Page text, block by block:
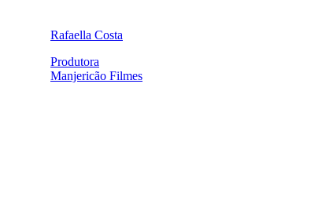
Rafaella Costa
Produtora
Manjericão Filmes